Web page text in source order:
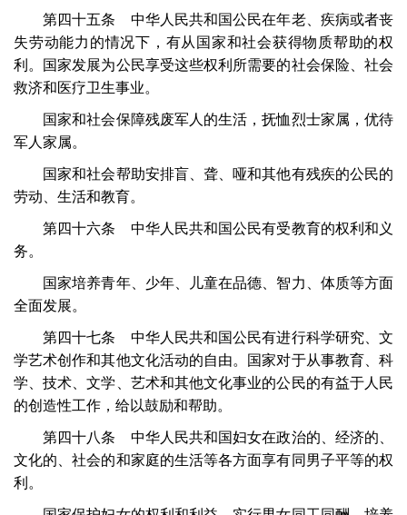
第四十五条 中华人民共和国公民在年老、疾病或者丧
失劳动能力的情况下，有从国家和社会获得物质帮助的权
利。国家发展为公民享受这些权利所需要的社会保险、社会
救济和医疗卫生事业。
国家和社会保障残废军人的生活，抚恤烈士家属，优待
军人家属。
国家和社会帮助安排盲、聋、哑和其他有残疾的公民的
劳动、生活和教育。
第四十六条 中华人民共和国公民有受教育的权利和义
务。
国家培养青年、少年、儿童在品德、智力、体质等方面
全面发展。
第四十七条 中华人民共和国公民有进行科学研究、文
学艺术创作和其他文化活动的自由。国家对于从事教育、科
学、技术、文学、艺术和其他文化事业的公民的有益于人民
的创造性工作，给以鼓励和帮助。
第四十八条 中华人民共和国妇女在政治的、经济的、
文化的、社会的和家庭的生活等各方面享有同男子平等的权
利。